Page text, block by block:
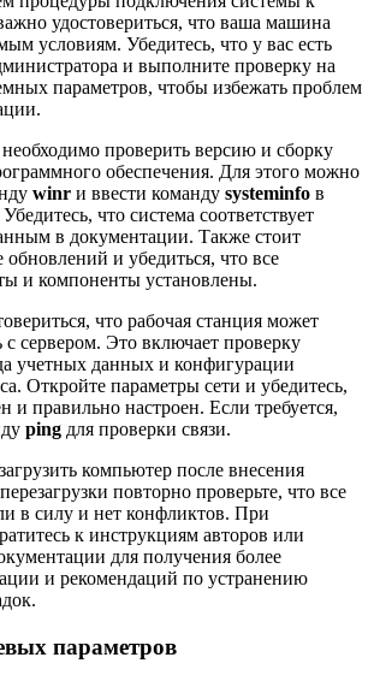
удостовериться, что ваша машина
условиям. Убедитесь, что у вас есть
и выполните проверку на
параметров, чтобы избежать проблем
проверить версию и сборку
обеспечения. Для этого можно
winr и ввести команду systeminfo в
что система соответствует
в документации. Также стоит
обновлений и убедиться, что все
и компоненты установлены.
что рабочая станция может
с сервером. Это включает проверку
учетных данных и конфигурации
Откройте параметры сети и убедитесь,
и правильно настроен. Если требуется,
ping для проверки связи.
компьютер после внесения
повторно проверьте, что все
в силу и нет конфликтов. При
к инструкциям авторов или
для получения более
и рекомендаций по устранению
параметров